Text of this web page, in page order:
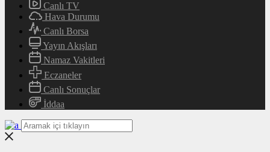
Canlı TV
Hava Durumu
Canlı Borsa
Yayın Akışları
Namaz Vakitleri
Eczaneler
Canlı Sonuçlar
İddaa